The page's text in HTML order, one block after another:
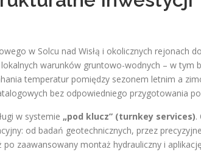
w Solcu nad Wisłą i okolicznych rejonach
warunków gruntowo-wodnych – w tym
temperatur pomiędzy sezonem letnim a
bez odpowiedniego przygotowania
w systemie „pod klucz” (turnkey services).
od badań geotechnicznych, przez
zaawansowany montaż hydrauliczny i